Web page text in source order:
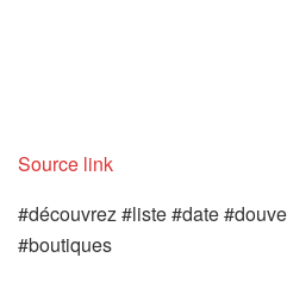
Source link
#découvrez #liste #date
#boutiques